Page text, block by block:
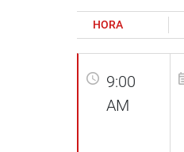
HORA
9:00
AM